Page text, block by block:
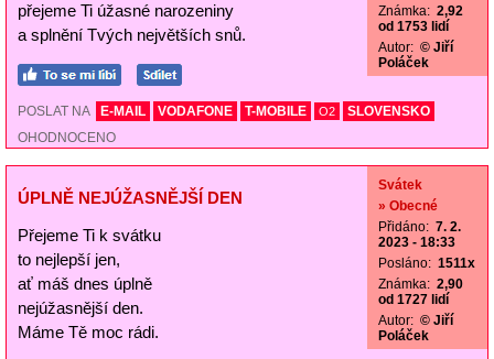
přejeme Ti úžasné narozeniny
a splnění Tvých největších snů.
Známka: 2,92
od 1753 lidí
Autor: © Jiří
Poláček
POSLAT NA E-MAIL VODAFONE T-MOBILE O2
SLOVENSKO
OHODNOCENO
ÚPLNĚ NEJÚŽASNĚJŠÍ DEN
Přejeme Ti k svátku
to nejlepší jen,
ať máš dnes úplně
nejúžasnější den.
Máme Tě moc rádi.
Svátek
» Obecné
Přidáno: 7. 2.
2023 - 18:33
Posláno: 1511x
Známka: 2,90
od 1727 lidí
Autor: © Jiří
Poláček